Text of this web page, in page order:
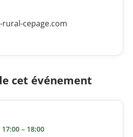
cepage.com
cet événement
– 18:00